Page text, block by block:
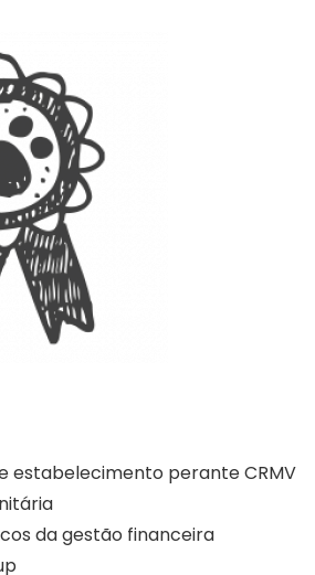
estabelecimento perante CRMV
da gestão financeira